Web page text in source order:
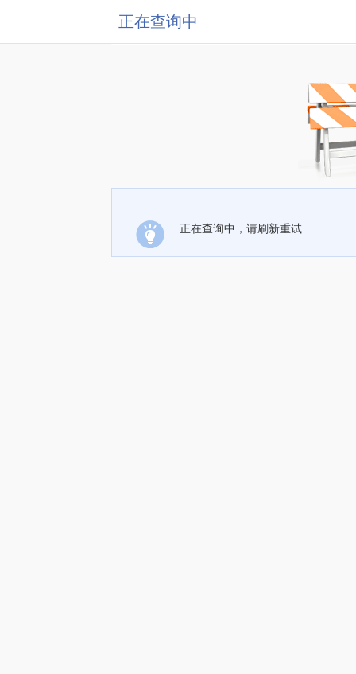
正在查询中
正在查询中，请刷新重试